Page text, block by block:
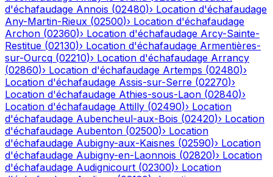
d'échafaudage Annois (02480)› Location d'échafaudage
Any-Martin-Rieux (02500)› Location d'échafaudage
Archon (02360)› Location d'échafaudage Arcy-Sainte-
Restitue (02130)› Location d'échafaudage Armentières-
sur-Ourcq (02210)› Location d'échafaudage Arrancy
(02860)› Location d'échafaudage Artemps (02480)›
Location d'échafaudage Assis-sur-Serre (02270)›
Location d'échafaudage Athies-sous-Laon (02840)›
Location d'échafaudage Attilly (02490)› Location
d'échafaudage Aubencheul-aux-Bois (02420)› Location
d'échafaudage Aubenton (02500)› Location
d'échafaudage Aubigny-aux-Kaisnes (02590)› Location
d'échafaudage Aubigny-en-Laonnois (02820)› Location
d'échafaudage Audignicourt (02300)› Location